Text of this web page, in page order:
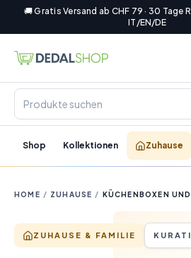
🚚 Gratis Versand ab CHF 79 · 30 Tage
IT/EN/DE
Shop Kollektionen Zuhause
HOME / ZUHAUSE / KÜCHENBOXEN
ZUHAUSE & FAMILIE